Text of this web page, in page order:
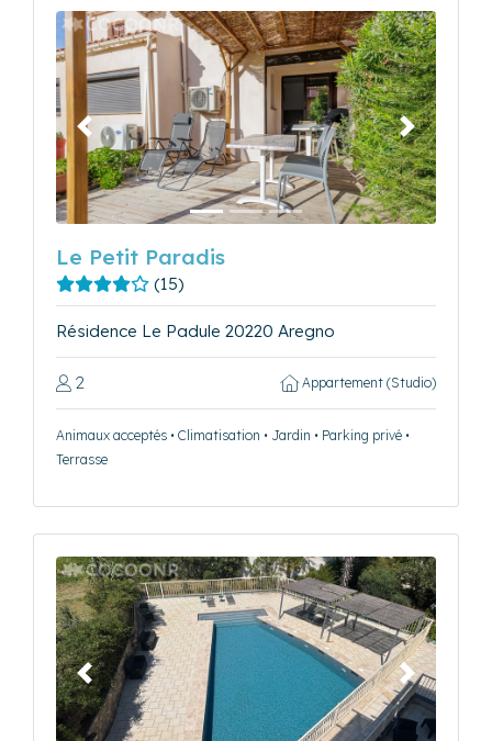
Précédent Suivant
Le Petit Paradis
(15)
Résidence Le Padule 20220 Aregno
2 Appartement (Studio)
Animaux acceptés • Climatisation • Jardin • Parking privé •
Terrasse
Précédent Suivant